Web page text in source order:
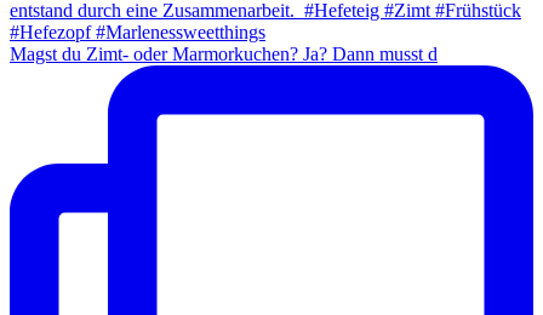
Magst du Zimt- oder Marmorkuchen? Ja? Dann musst d